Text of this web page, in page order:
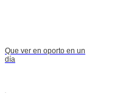
Que ver en oporto en un
día